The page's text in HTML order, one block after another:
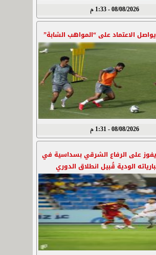
08/08/2026 - 1:33 م
الاعتماد على “المواهب الشابة”
08/08/2026 - 1:31 م
على الرفاع الشرقي بسداسية في
الودية قُبيل انطلاق الدوري